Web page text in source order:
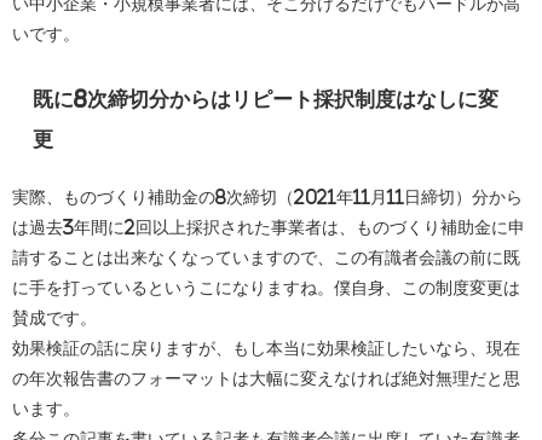
い中小企業・小規模事業者には、そこ分けるだけでもハードルが高
いです。
既に8次締切分からはリピート採択制度はなしに変
更
実際、ものづくり補助金の8次締切（2021年11月11日締切）分から
は過去3年間に2回以上採択された事業者は、ものづくり補助金に申
請することは出来なくなっていますので、この有識者会議の前に既
に手を打っているというこになりますね。僕自身、この制度変更は
賛成です。
効果検証の話に戻りますが、もし本当に効果検証したいなら、現在
の年次報告書のフォーマットは大幅に変えなければ絶対無理だと思
います。